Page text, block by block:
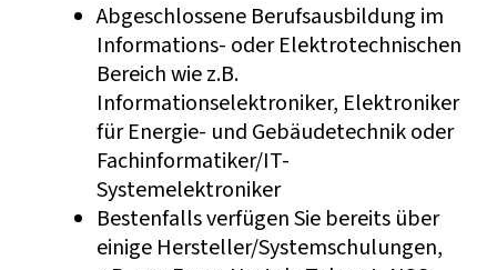
Abgeschlossene Berufsausbildung im
Informations- oder Elektrotechnischen
Bereich wie z.B.
Informationselektroniker, Elektroniker
für Energie- und Gebäudetechnik oder
Fachinformatiker/IT-
Systemelektroniker
Bestenfalls verfügen Sie bereits über
einige Hersteller/Systemschulungen,